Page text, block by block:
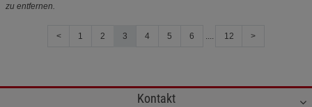
zu entfernen.
< 1 2 3 4 5 6 .... 12 >
Kontakt